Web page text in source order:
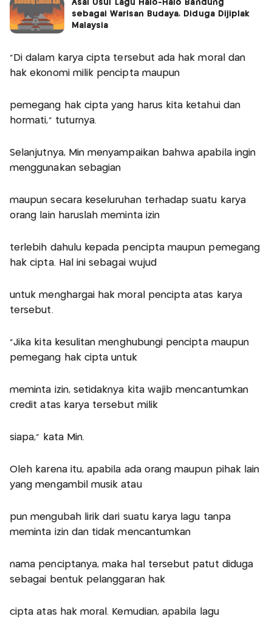
Asal Usul Lagu Halo-Halo Bandung
sebagai Warisan Budaya, Diduga Dijiplak
Malaysia
“Di dalam karya cipta tersebut ada hak moral dan
hak ekonomi milik pencipta maupun
pemegang hak cipta yang harus kita ketahui dan
hormati,” tuturnya.
Selanjutnya, Min menyampaikan bahwa apabila ingin
menggunakan sebagian
maupun secara keseluruhan terhadap suatu karya
orang lain haruslah meminta izin
terlebih dahulu kepada pencipta maupun pemegang
hak cipta. Hal ini sebagai wujud
untuk menghargai hak moral pencipta atas karya
tersebut.
“Jika kita kesulitan menghubungi pencipta maupun
pemegang hak cipta untuk
meminta izin, setidaknya kita wajib mencantumkan
credit atas karya tersebut milik
siapa,” kata Min.
Oleh karena itu, apabila ada orang maupun pihak lain
yang mengambil musik atau
pun mengubah lirik dari suatu karya lagu tanpa
meminta izin dan tidak mencantumkan
nama penciptanya, maka hal tersebut patut diduga
sebagai bentuk pelanggaran hak
cipta atas hak moral. Kemudian, apabila lagu